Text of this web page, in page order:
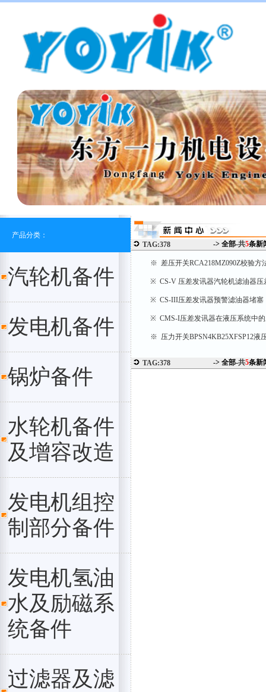
产品分类：
汽轮机备件
发电机备件
锅炉备件
水轮机备件
及增容改造
发电机组控
制部分备件
发电机氢油
水及励磁系
统备件
过滤器及滤
TAG:378 -> 全部-共5条新
※ 差压开关RCA218MZ090Z校验方
※ CS-V 压差发讯器汽轮机滤油器压
※ CS-III压差发讯器预警滤油器堵塞
※ CMS-I压差发讯器在液压系统中
※ 压力开关BPSN4KB25XFSP12液
TAG:378 -> 全部-共5条新